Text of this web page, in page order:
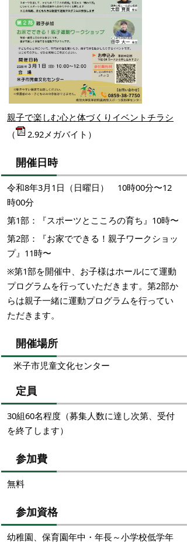
親子で楽しむ心と体づくりイベントチラシ
（
2.92メガバイト）
開催日時
令和8年3月1日（日曜日） 10時00分〜12
時00分
第1部：『スポーツとこころの育ち』10時〜
第2部：『お家でできる！親子ワークショッ
プ』11時〜
※第1部を開催中、お子様はホールにて運動
プログラムを行っていただきます。第2部か
らは親子一緒に運動プログラムを行ってい
ただきます。
開催場所
米子市児童文化センター
定員
30組60名程度（募集人数に達し次第、受付
を終了します）
参加費
無料
参加資格
幼稚園、保育園年中・年長～小学校低学年